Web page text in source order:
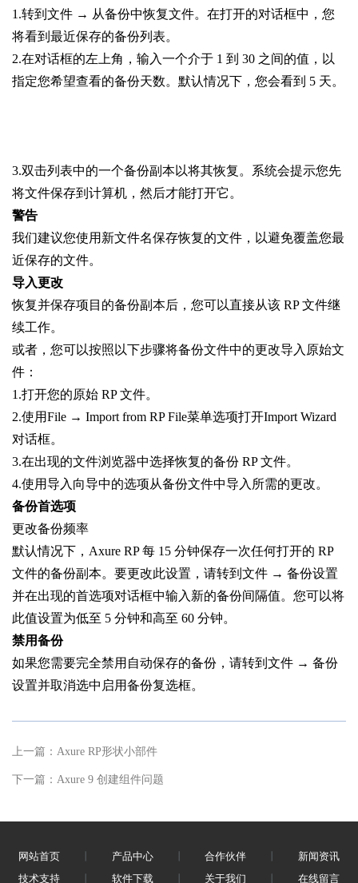
1.转到文件 → 从备份中恢复文件。在打开的对话框中，您
将看到最近保存的备份列表。
2.在对话框的左上角，输入一个介于 1 到 30 之间的值，以
指定您希望查看的备份天数。默认情况下，您会看到 5 天。
3.双击列表中的一个备份副本以将其恢复。系统会提示您先
将文件保存到计算机，然后才能打开它。
警告
我们建议您使用新文件名保存恢复的文件，以避免覆盖您最
近保存的文件。
导入更改
恢复并保存项目的备份副本后，您可以直接从该 RP 文件继
续工作。
或者，您可以按照以下步骤将备份文件中的更改导入原始文
件：
1.打开您的原始 RP 文件。
2.使用File → Import from RP File菜单选项打开Import Wizard
对话框。
3.在出现的文件浏览器中选择恢复的备份 RP 文件。
4.使用导入向导中的选项从备份文件中导入所需的更改。
备份首选项
更改备份频率
默认情况下，Axure RP 每 15 分钟保存一次任何打开的 RP
文件的备份副本。要更改此设置，请转到文件 → 备份设置
并在出现的首选项对话框中输入新的备份间隔值。您可以将
此值设置为低至 5 分钟和高至 60 分钟。
禁用备份
如果您需要完全禁用自动保存的备份，请转到文件 → 备份
设置并取消选中启用备份复选框。
上一篇： Axure RP形状小部件
下一篇： Axure 9 创建组件问题
网站首页 产品中心 合作伙伴
新闻资讯
技术支持
软件下载 关于我们 在线留言